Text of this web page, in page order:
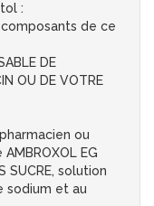
:
de ce
DE
OU DE VOTRE
ou
EG
SUCRE, solution
sodium et au